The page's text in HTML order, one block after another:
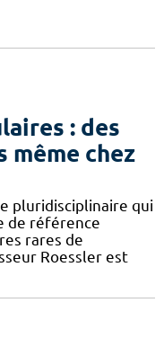
: des
chez
pluridisciplinaire qui
de référence
rares de
Roessler est